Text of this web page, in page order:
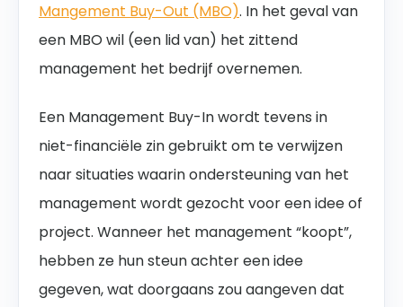
Mangement Buy-Out (MBO). In het geval van
een MBO wil (een lid van) het zittend
management het bedrijf overnemen.
Een Management Buy-In wordt tevens in
niet-financiële zin gebruikt om te verwijzen
naar situaties waarin ondersteuning van het
management wordt gezocht voor een idee of
project. Wanneer het management “koopt”,
hebben ze hun steun achter een idee
gegeven, wat doorgaans zou aangeven dat